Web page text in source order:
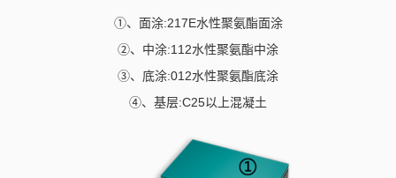
①、面涂:217E水性聚氨酯面涂
②、中涂:112水性聚氨酯中涂
③、底涂:012水性聚氨酯底涂
④、基层:C25以上混凝土